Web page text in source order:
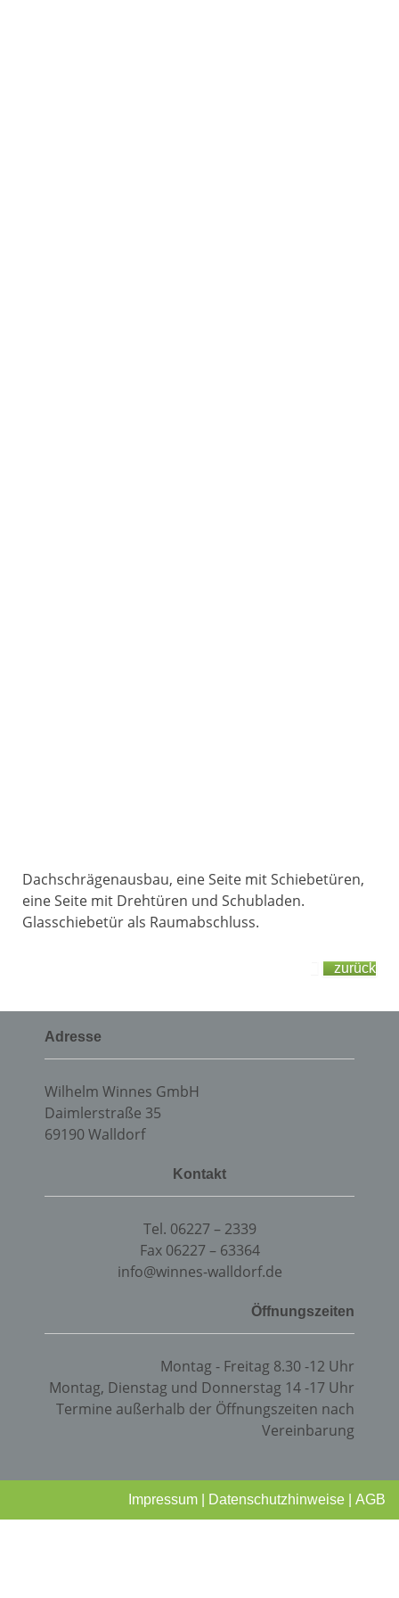
Dachschrägenausbau, eine Seite mit Schiebetüren,
eine Seite mit Drehtüren und Schubladen.
Glasschiebetür als Raumabschluss.
zurück
Adresse
Wilhelm Winnes GmbH
Daimlerstraße 35
69190 Walldorf
Kontakt
Tel. 06227 – 2339
Fax 06227 – 63364
info@winnes-walldorf.de
Öffnungszeiten
Montag - Freitag 8.30 -12 Uhr
Montag, Dienstag und Donnerstag 14 -17 Uhr
Termine außerhalb der Öffnungszeiten nach
Vereinbarung
Impressum Datenschutzhinweise AGB